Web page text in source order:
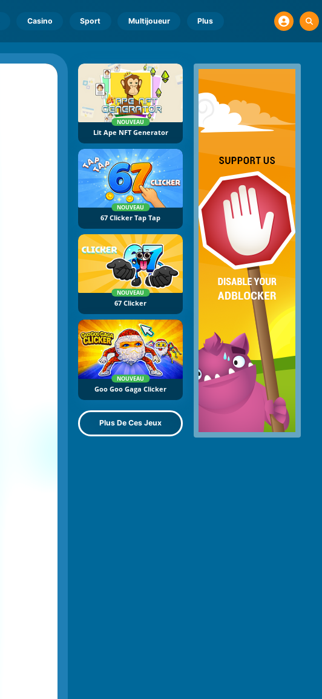
Casino Sport Multijoueur Plus
NOUVEAU
Lit Ape NFT Generator
NOUVEAU
67 Clicker Tap Tap
NOUVEAU
67 Clicker
NOUVEAU
Goo Goo Gaga Clicker
Plus De Ces Jeux